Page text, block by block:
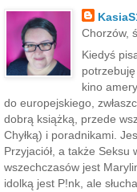
Chorzów,
Kiedyś
kino
do europejskiego,
dobrą książką, przede
Chyłką) i poradnikami.
Przyjaciół, a także
wszechczasów jest
idolką jest P!nk, ale